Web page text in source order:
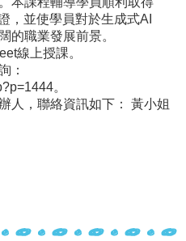
，並使學員對於生成式AI
的職業發展前景。
線上授課。
：
。
人，聯絡資訊如下： 黃小姐